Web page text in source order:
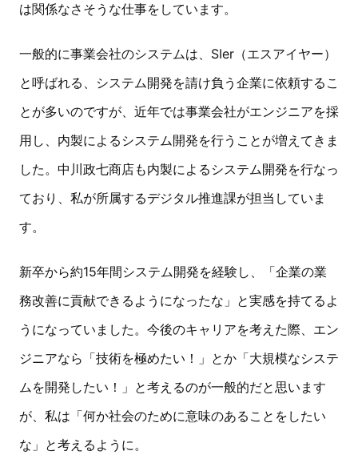
は関係なさそうな仕事をしています。
一般的に事業会社のシステムは、SIer（エスアイヤー）
と呼ばれる、システム開発を請け負う企業に依頼するこ
とが多いのですが、近年では事業会社がエンジニアを採
用し、内製によるシステム開発を行うことが増えてきま
した。中川政七商店も内製によるシステム開発を行なっ
ており、私が所属するデジタル推進課が担当していま
す。
新卒から約15年間システム開発を経験し、「企業の業
務改善に貢献できるようになったな」と実感を持てるよ
うになっていました。今後のキャリアを考えた際、エン
ジニアなら「技術を極めたい！」とか「大規模なシステ
ムを開発したい！」と考えるのが一般的だと思います
が、私は「何か社会のために意味のあることをしたい
な」と考えるように。